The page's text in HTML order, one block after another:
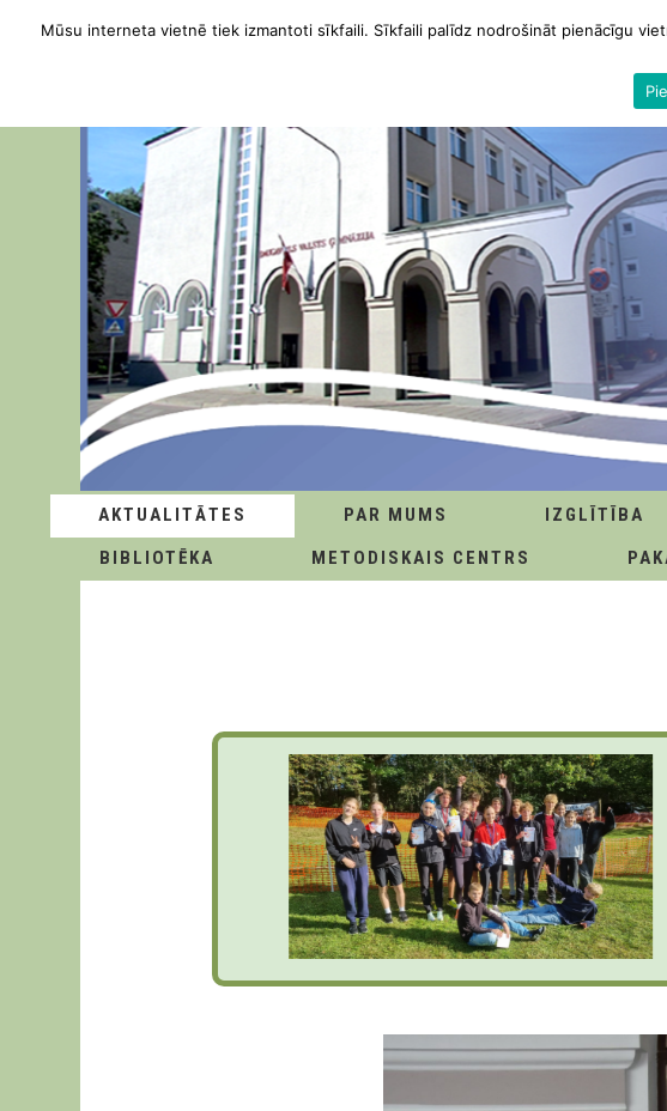
AKTUALITĀTES PAR MUMS IZGLĪTĪBA
BIBLIOTĒKA
METODISKAIS CENTRS
Mūsu interneta vietnē tiek izmantoti sīkfaili. Sīkfaili palīdz nodrošināt pienācīgu